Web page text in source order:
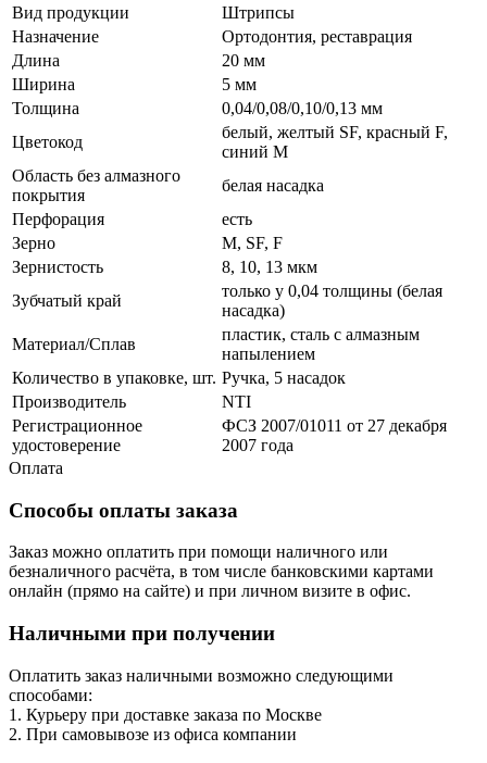
Вид продукции
Штрипсы
Назначение
Ортодонтия, реставрация
Длина
20 мм
Ширина
5 мм
Толщина
0,04/0,08/0,10/0,13 мм
Цветокод
белый, желтый SF, красный F,
синий M
Область без алмазного
покрытия
белая насадка
Перфорация
есть
Зерно
M, SF, F
Зернистость
8, 10, 13 мкм
Зубчатый край
только у 0,04 толщины (белая
насадка)
Материал/Сплав
пластик, сталь с алмазным
напылением
Количество в упаковке, шт. Ручка, 5 насадок
Производитель
NTI
Регистрационное
удостоверение
ФСЗ 2007/01011 от 27 декабря
2007 года
Оплата
Способы оплаты заказа
Заказ можно оплатить при помощи наличного или
безналичного расчёта, в том числе банковскими картами
онлайн (прямо на сайте) и при личном визите в офис.
Наличными при получении
Оплатить заказ наличными возможно следующими
способами:
1. Курьеру при доставке заказа по Москве
2. При самовывозе из офиса компании